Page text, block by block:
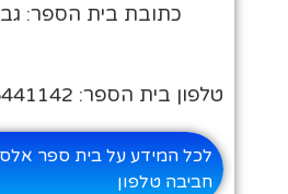
כתובת בית הספר:
טלפון בית הספר: 02-6441142
לכל המידע על בית ספר
חביבה טלפון